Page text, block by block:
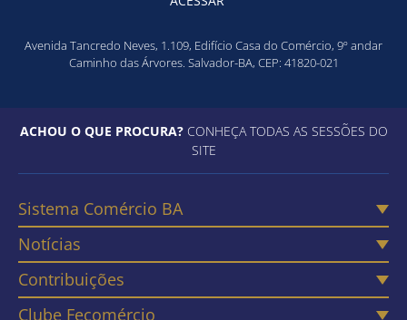
Avenida Tancredo Neves, 1.109, Edifício Casa do Comércio, 9º andar
Caminho das Árvores. Salvador-BA, CEP: 41820-021
ACHOU O QUE PROCURA?CONHEÇA TODAS AS SESSÕES DO
SITE
Sistema Comércio BA
Notícias
Contribuições
Clube Fecomércio